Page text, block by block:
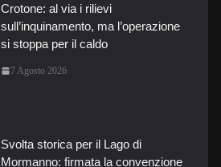
Crotone: al via i rilievi
sull’inquinamento, ma l’operazione
si stoppa per il caldo
7 Agosto 2026
Svolta storica per il Lago di
Mormanno: firmata la convenzione